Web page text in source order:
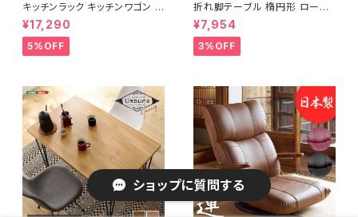
ショップに質問する
キッチンラック キッチンワゴン キ
ャスター付き 収納ラック 一人暮
らし スリムキッチンラック 幅30
cm 完成品
¥17,290
5%OFF
折れ脚テーブル 楕円形 ローテ
ーブル センターテーブル リビン
グテーブル 天然木 幅95 3色展
開
¥7,954
3%OFF